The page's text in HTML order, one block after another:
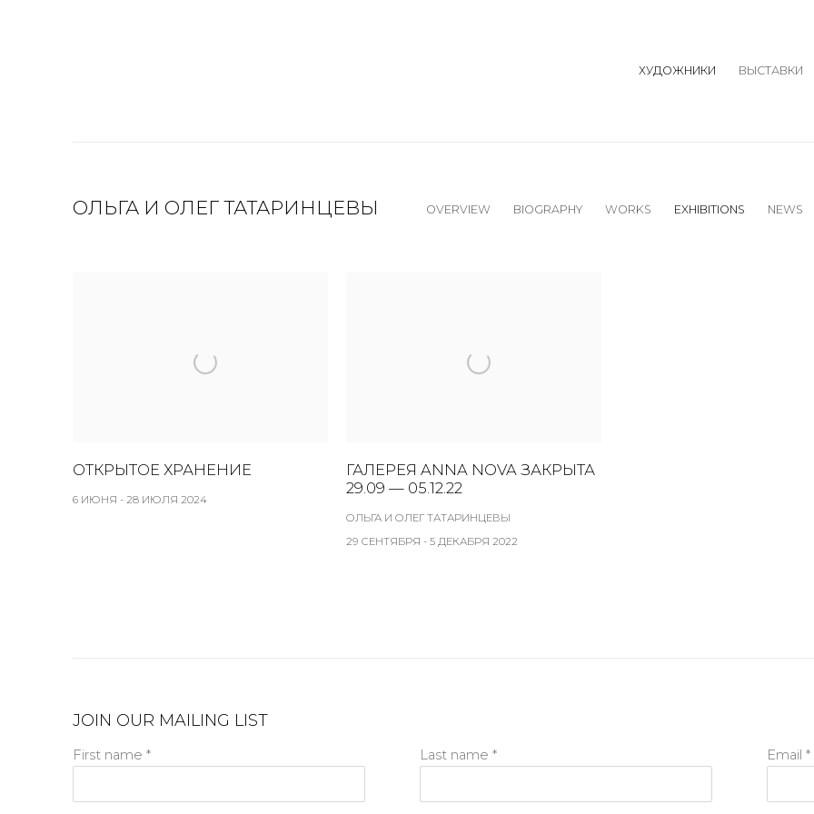
ХУДОЖНИКИ ВЫСТАВКИ
ОЛЬГА И ОЛЕГ ТАТАРИНЦЕВЫ OVERVIEW BIOGRAPHY WORKS EXHIBITIONS NEWS
ОТКРЫТОЕ ХРАНЕНИЕ
6 ИЮНЯ - 28 ИЮЛЯ 2024
ГАЛЕРЕЯ ANNA NOVA ЗАКРЫТА
29.09 — 05.12.22
ОЛЬГА И ОЛЕГ ТАТАРИНЦЕВЫ
29 СЕНТЯБРЯ - 5 ДЕКАБРЯ 2022
JOIN OUR MAILING LIST
First name * Last name * Email *